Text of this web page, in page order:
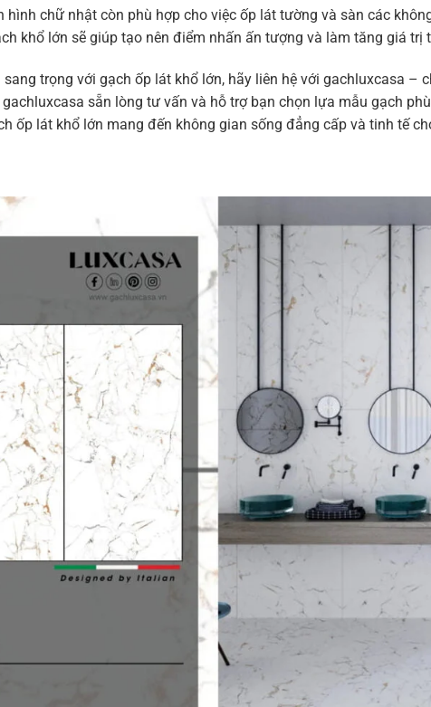
chữ nhật còn phù hợp cho việc ốp lát tường và sàn các
khổ lớn sẽ giúp tạo nên điểm nhấn ấn tượng và làm tăng giá
trọng với gạch ốp lát khổ lớn, hãy liên hệ với gachluxcasa –
sẵn lòng tư vấn và hỗ trợ bạn chọn lựa mẫu gạch
ốp lát khổ lớn mang đến không gian sống đẳng cấp và tinh tế